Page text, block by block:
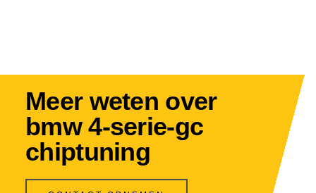
Meer weten over
bmw 4-serie-gc
chiptuning